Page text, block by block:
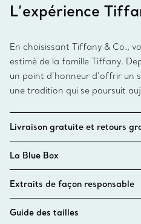
L’expérience
En choisissant Tiffany & Co.,
estimé de la famille Tiffany.
un point d’honneur d’offrir un
une tradition qui se poursuit
Livraison gratuite et retours
La Blue Box
Extraits de façon responsable
Guide des tailles